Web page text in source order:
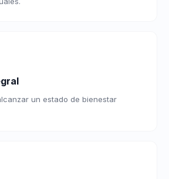
un estado de bienestar